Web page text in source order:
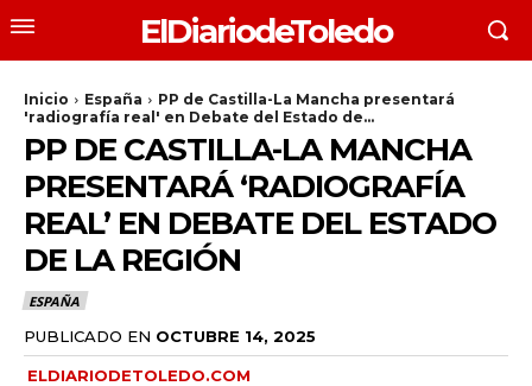
ElDiariodeToledo
Inicio España
PP de Castilla-La Mancha presentará
'radiografía real' en Debate del Estado de...
PP DE CASTILLA-LA MANCHA
PRESENTARÁ ‘RADIOGRAFÍA
REAL’ EN DEBATE DEL ESTADO
DE LA REGIÓN
ESPAÑA
PUBLICADO EN OCTUBRE 14, 2025
ELDIARIODETOLEDO.COM